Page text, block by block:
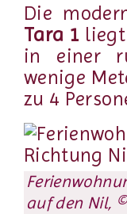
Die
Tara 1
in einer
wenige
zu 4
auf den Nil,